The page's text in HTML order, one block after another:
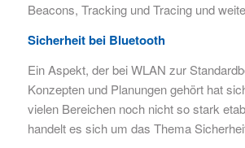
Beacons, Tracking und Tracing und
Sicherheit bei Bluetooth
Ein Aspekt, der bei WLAN zur
Konzepten und Planungen gehört hat
vielen Bereichen noch nicht so stark
handelt es sich um das Thema